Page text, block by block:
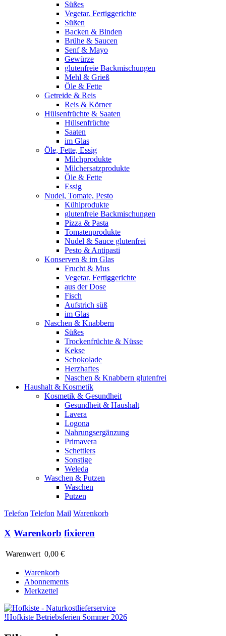
Süßes
Vegetar. Fertiggerichte
Süßen
Backen & Binden
Brühe & Saucen
Senf & Mayo
Gewürze
glutenfreie Backmischungen
Mehl & Grieß
Öle & Fette
Getreide & Reis
Reis & Körner
Hülsenfrüchte & Saaten
Hülsenfrüchte
Saaten
im Glas
Öle, Fette, Essig
Milchprodukte
Milchersatzprodukte
Öle & Fette
Essig
Nudel, Tomate, Pesto
Kühlprodukte
glutenfreie Backmischungen
Pizza & Pasta
Tomatenprodukte
Nudel & Sauce glutenfrei
Pesto & Antipasti
Konserven & im Glas
Frucht & Mus
Vegetar. Fertiggerichte
aus der Dose
Fisch
Aufstrich süß
im Glas
Naschen & Knabbern
Süßes
Trockenfrüchte & Nüsse
Kekse
Schokolade
Herzhaftes
Naschen & Knabbern glutenfrei
Haushalt & Kosmetik
Kosmetik & Gesundheit
Gesundheit & Haushalt
Lavera
Logona
Nahrungsergänzung
Primavera
Schettlers
Sonstige
Weleda
Waschen & Putzen
Waschen
Putzen
Telefon Telefon Mail Warenkorb
X Warenkorb fixieren
Warenwert 0,00 €
Warenkorb
Abonnements
Merkzettel
!Hofkiste Betriebsferien Sommer 2026